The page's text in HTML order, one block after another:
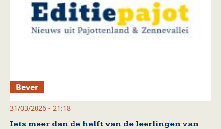
Bever
31/03/2026 - 21:18
Iets meer dan de helft van de leerlingen van